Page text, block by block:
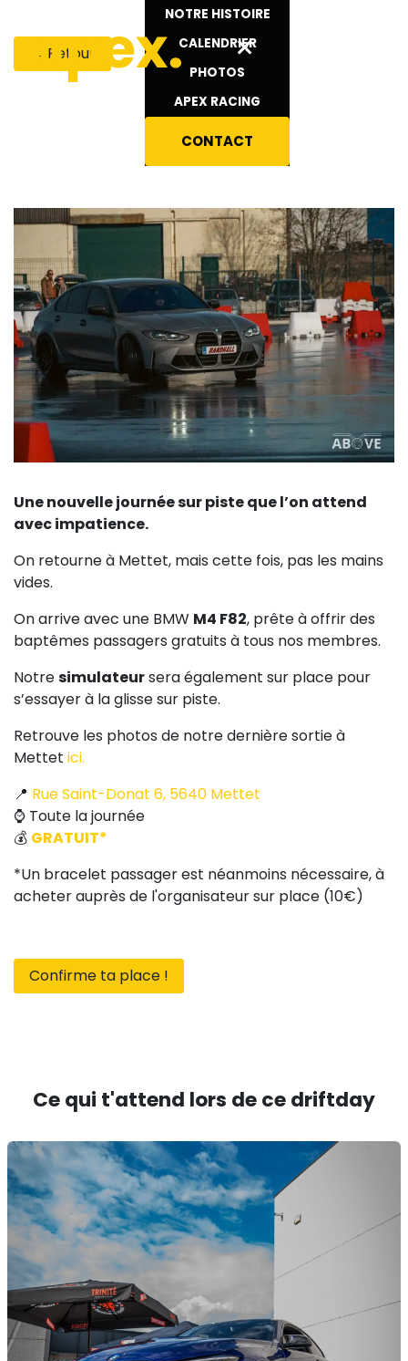
×
NOTRE HISTOIRE
CALENDRIER
PHOTOS
APEX RACING
CONTACT
← Retour
Driftday
Mettet
Une nouvelle journée sur piste que l’on attend
avec impatience.
On retourne à Mettet, mais cette fois, pas les mains
vides.
On arrive avec une BMW M4 F82, prête à offrir des
baptêmes passagers gratuits à tous nos membres.
Notresimulateursera également sur place pour
s’essayer à la glisse sur piste.
Retrouve les photos de notre dernière sortie à
Mettet ici.
📍 Rue Saint-Donat 6, 5640 Mettet
⌚ Toute la journée
💰 GRATUIT*
*Un bracelet passager est néanmoins nécessaire, à
acheter auprès de l'organisateur sur place (10€)
Confirme ta place !
Ce qui t'attend lors de ce driftday